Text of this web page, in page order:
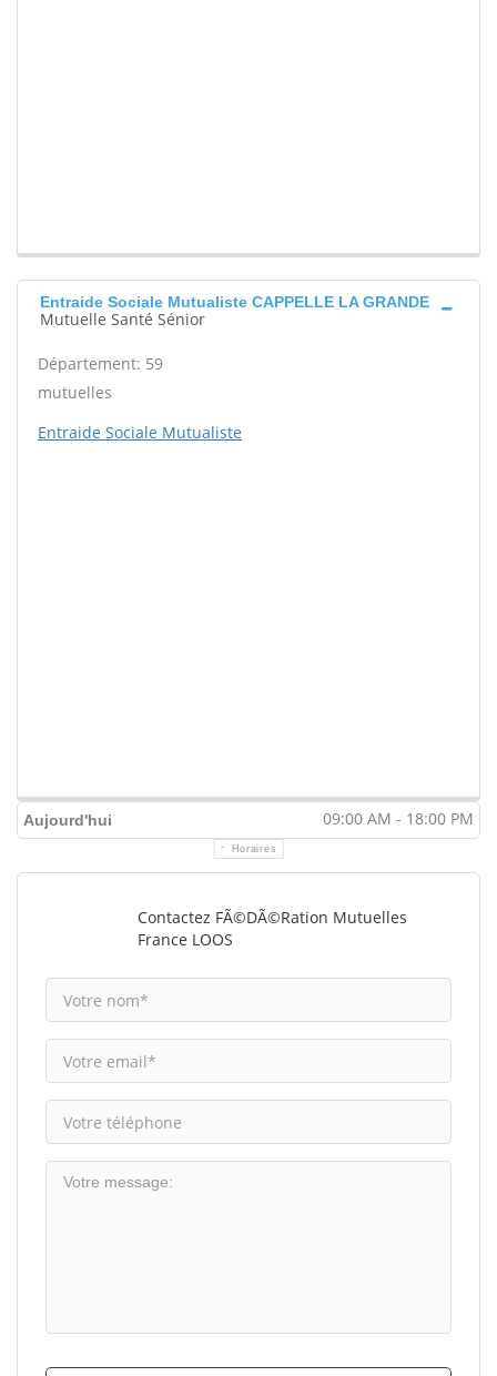
Entraide Sociale Mutualiste CAPPELLE LA GRANDE
Mutuelle Santé Sénior
Département: 59
mutuelles
Entraide Sociale Mutualiste
Aujourd'hui 09:00 AM - 18:00 PM
Horaires
Contactez FÃ©dÃ©ration Mutuelles
France LOOS